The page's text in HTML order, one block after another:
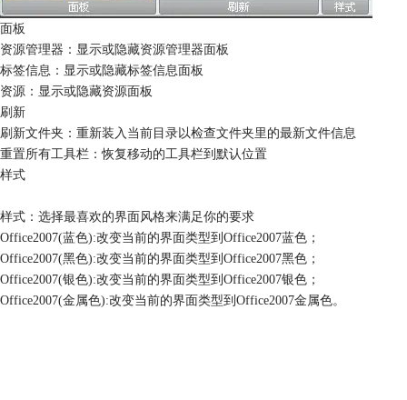
面板
资源管理器：显示或隐藏资源管理器面板
标签信息：显示或隐藏标签信息面板
资源：显示或隐藏资源面板
刷新
刷新文件夹：重新装入当前目录以检查文件夹里的最新文件信息
重置所有工具栏：恢复移动的工具栏到默认位置
样式
样式：选择最喜欢的界面风格来满足你的要求
Office2007(蓝色):改变当前的界面类型到Office2007蓝色；
Office2007(黑色):改变当前的界面类型到Office2007黑色；
Office2007(银色):改变当前的界面类型到Office2007银色；
Office2007(金属色):改变当前的界面类型到Office2007金属色。